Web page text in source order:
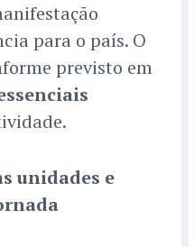
para o país. O
previsto em
unidades e